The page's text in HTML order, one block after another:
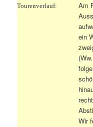
Tourenverlauf:
Am
ein
Wir